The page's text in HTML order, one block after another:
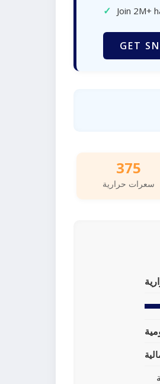
✓ Join 2M+
GET
375
سعرات حرارية